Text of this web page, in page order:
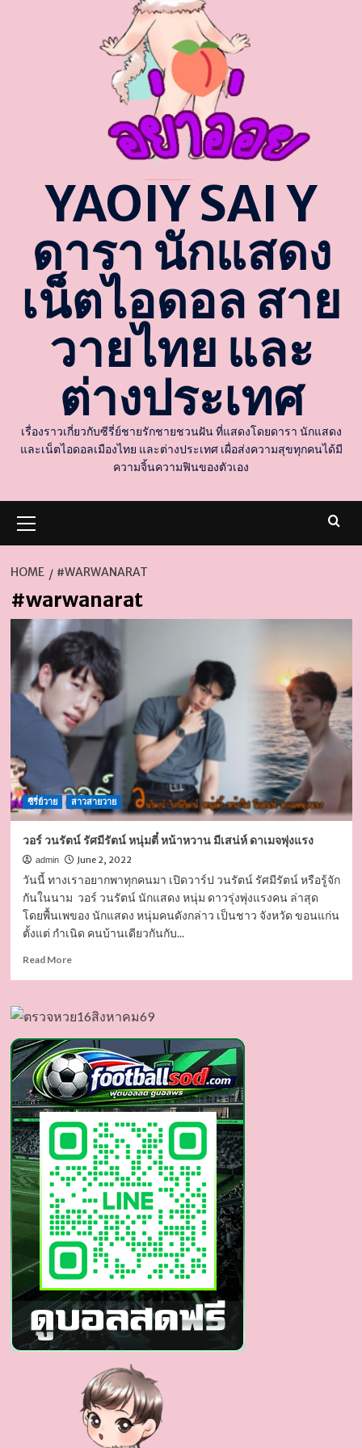
YAOIY SAI Y
ดารา นักแสดง
เน็ตไอดอล สาย
วายไทย และ
ต่างประเทศ
เรื่องราวเกี่ยวกับซีรี่ย์ชายรักชายชวนฝัน ที่แสดงโดยดารา นักแสดง
และเน็ตไอดอลเมืองไทย และต่างประเทศ เผื่อส่งความสุขทุกคนได้มี
ความจิ้นความฟินของตัวเอง
Menu
HOME #WARWANARAT
#warwanarat
ซีรี่ย์วาย สาวสายวาย
วอร์ วนรัตน์ รัศมีรัตน์ หนุ่มตี๋ หน้าหวาน มีเสน่ห์ ดาเมจพุ่งแรง
admin June 2, 2022
วันนี้ ทางเราอยากพาทุกคนมา เปิดวาร์ป วนรัตน์ รัศมีรัตน์ หรือรู้จัก
กันในนาม วอร์ วนรัตน์ นักแสดง หนุ่ม ดาวรุ่งพุ่งแรงคน ล่าสุด
โดยพื้นเพของ นักแสดง หนุ่มคนดังกล่าว เป็นชาว จังหวัด ขอนแก่น
ตั้งแต่ กำเนิด คนบ้านเดียวกันกับ...
Read MoreRead
วน
รัศมี
รัตน์
หนุ่ม
ตี๋
หน้า
หวาน
เสน่ห์
ดา
เมจ
แรง